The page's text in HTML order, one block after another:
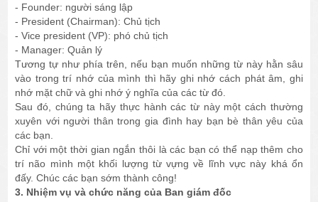
- Founder: người sáng lập
- President (Chairman): Chủ tịch
- Vice president (VP): phó chủ tịch
- Manager: Quản lý
Tương tự như phía trên, nếu bạn muốn những từ này hằn sâu
vào trong trí nhớ của mình thì hãy ghi nhớ cách phát âm, ghi
nhớ mặt chữ và ghi nhớ ý nghĩa của các từ đó.
Sau đó, chúng ta hãy thực hành các từ này một cách thường
xuyên với người thân trong gia đình hay bạn bè thân yêu của
các bạn.
Chỉ với một thời gian ngắn thôi là các bạn có thể nạp thêm cho
trí não mình một khối lượng từ vựng về lĩnh vực này khá ổn
đấy. Chúc các bạn sớm thành công!
3. Nhiệm vụ và chức năng của Ban giám đốc